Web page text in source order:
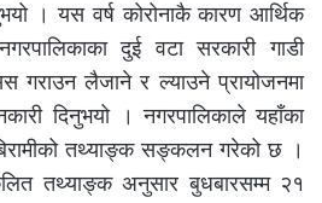
। यस वर्ष कोरोनाकै कारण आर्थिक
दुई वटा सरकारी गाडी
गराउन लैजाने र ल्याउने प्रायोजनमा
दिनुभयो । नगरपालिकाले यहाँका
बिरामीको तथ्याङ्क सङ्कलन गरेको छ ।
तथ्याङ्क अनुसार बुधबारसम्म २१